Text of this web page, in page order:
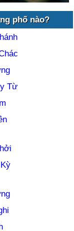
phố nào?
Từ